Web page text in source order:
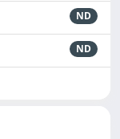
ND
ND